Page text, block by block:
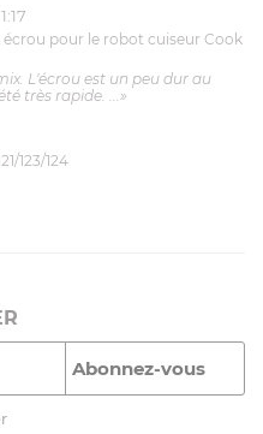
pour le robot cuiseur Cook
L'écrou est un peu dur au
très rapide. ...»
123/124